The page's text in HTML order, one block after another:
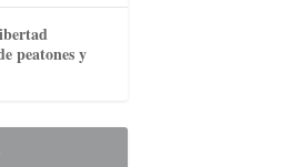
peatones y